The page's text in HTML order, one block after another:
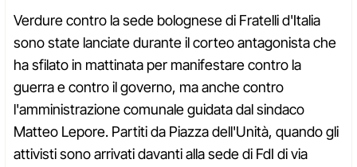
Verdure contro la sede bolognese di Fratelli d'Italia
sono state lanciate durante il corteo antagonista che
ha sfilato in mattinata per manifestare contro la
guerra e contro il governo, ma anche contro
l'amministrazione comunale guidata dal sindaco
Matteo Lepore. Partiti da Piazza dell'Unità, quando gli
attivisti sono arrivati davanti alla sede di FdI di via